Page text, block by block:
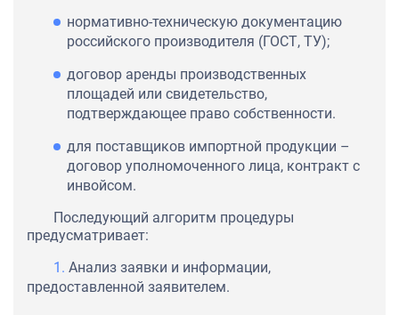
нормативно-техническую документацию
российского производителя (ГОСТ, ТУ);
договор аренды производственных
площадей или свидетельство,
подтверждающее право собственности.
для поставщиков импортной продукции –
договор уполномоченного лица, контракт с
инвойсом.
Последующий алгоритм процедуры
предусматривает:
Анализ заявки и информации,
предоставленной заявителем.